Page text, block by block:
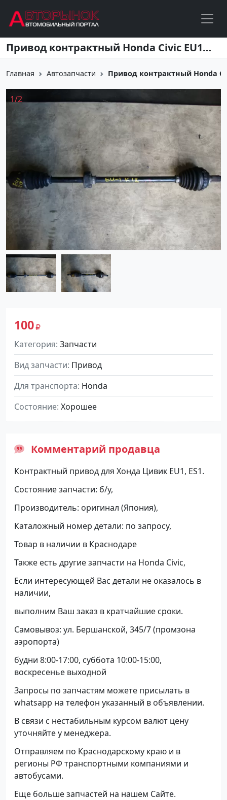
Перейти к основному содержанию Привод контрактный Honda Civic EU1/ES1 Краснодар
Главная Автозапчасти Привод контрактный Honda
100
Категория Запчасти
Вид запчасти Привод
Для транспорта Honda
Состояние Хорошее
1/2
Комментарий продавца
Контрактный привод для Хонда Цивик EU1, ES1.
Состояние запчасти: б/у,
Производитель: оригинал (Япония),
Каталожный номер детали: по запросу,
Товар в наличии в Краснодаре
Также есть другие запчасти на Honda Civic,
Если интересующей Вас детали не оказалось в
наличии,
выполним Ваш заказ в кратчайшие сроки.
Самовывоз: ул. Бершанской, 345/7 (промзона
аэропорта)
будни 8:00-17:00, суббота 10:00-15:00,
воскресенье выходной
Запросы по запчастям можете присылать в
whatsapp на телефон указанный в объявлении.
В связи с нестабильным курсом валют цену
уточняйте у менеджера.
Отправляем по Краснодарскому краю и в
регионы РФ транспортными компаниями и
автобусами.
Еще больше запчастей на нашем Сайте.